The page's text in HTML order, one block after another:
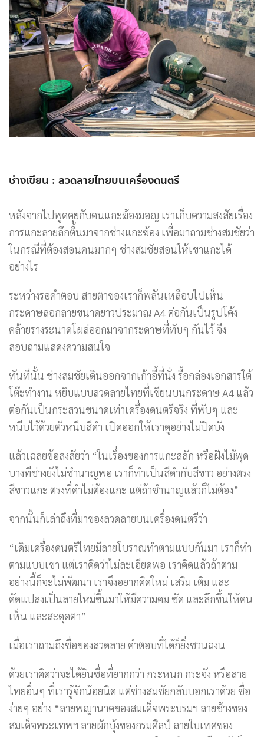
ช่างเขียน : ลวดลายไทยบนเครื่องดนตรี
หลังจากไปพูดคุยกับคนแกะฆ้องมอญ เราเก็บความสงสัยเรื่อง
การแกะลายลึกตื้นมาจากช่างแกะฆ้อง เพื่อมาถามช่างสมชัยว่า
ในกรณีที่ต้องสอนคนมากๆ ช่างสมชัยสอนให้เขาแกะได้
อย่างไร
ระหว่างรอคำตอบ สายตาของเราก็พลันเหลือบไปเห็น
กระดาษลอกลายขนาดยาวประมาณ A4 ต่อกันเป็นรูปโค้ง
คล้ายรางระนาดโผล่ออกมาจากระดาษที่ทับๆ กันไว้ จึง
สอบถามแสดงความสนใจ
ทันทีนั้น ช่างสมชัยเดินออกจากเก้าอี้ที่นั่ง รื้อกล่องเอกสารใต้
โต๊ะทำงาน หยิบแบบลวดลายไทยที่เขียนบนกระดาษ A4 แล้ว
ต่อกันเป็นกระสวนขนาดเท่าเครื่องดนตรีจริง ที่พับๆ และ
หนีบไว้ด้วยตัวหนีบสีดำ เปิดออกให้เราดูอย่างไม่ปิดบัง
แล้วเฉลยข้อสงสัยว่า “ในเรื่องของการแกะสลัก หรือฝังไม้พุด
บางทีช่างยังไม่ชำนาญพอ เราก็ทำเป็นสีดำกับสีขาว อย่างตรง
สีขาวแกะ ตรงที่ดำไม่ต้องแกะ แต่ถ้าชำนาญแล้วก็ไม่ต้อง”
จากนั้นก็เล่าถึงที่มาของลวดลายบนเครื่องดนตรีว่า
“เดิมเครื่องดนตรีไทยมีลายโบราณทำตามแบบกันมา เราก็ทำ
ตามแบบเขา แต่เราคิดว่าไม่ละเอียดพอ เราคิดแล้วถ้าตาม
อย่างนี้ก็จะไม่พัฒนา เราจึงอยากคิดใหม่ เสริม เติม และ
ดัดแปลงเป็นลายใหม่ขึ้นมาให้มีความคม ชัด และลึกขึ้นให้คน
เห็น และสะดุดตา”
เมื่อเราถามถึงชื่อของลวดลาย คำตอบที่ได้ก็ยิ่งชวนฉงน
ด้วยเราคิดว่าจะได้ยินชื่อที่ยากกว่า กระหนก กระจัง หรือลาย
ไทยอื่นๆ ที่เรารู้จักน้อยนิด แต่ช่างสมชัยกลับบอกเราด้วย ชื่อ
ง่ายๆ อย่าง “ลายพญานาคของสมเด็จพระบรมฯ ลายช้างของ
สมเด็จพระเทพฯ ลายผักบุ้งของกรมศิลป์ ลายใบเทศของ